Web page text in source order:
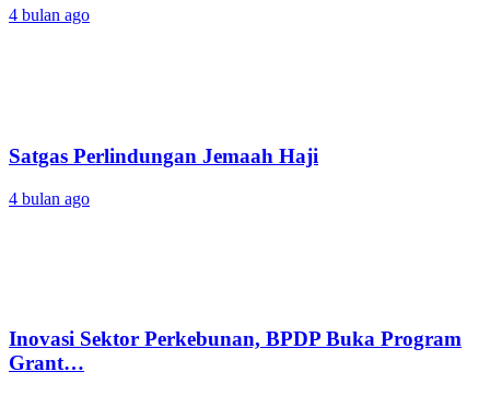
4 bulan ago
Satgas Perlindungan Jemaah Haji
4 bulan ago
Inovasi Sektor Perkebunan, BPDP Buka Program
Grant…